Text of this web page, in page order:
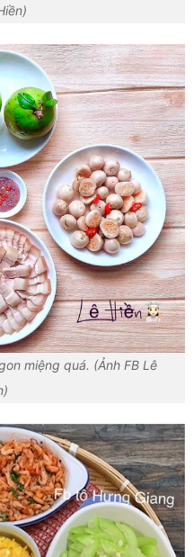
miệng quá. (Ảnh FB Lê